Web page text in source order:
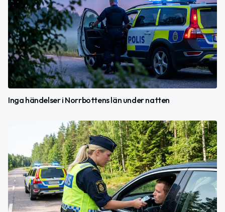
Inga händelser i Norrbottens län under natten